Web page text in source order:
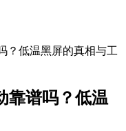
？低温黑屏的真相与工
靠谱吗？低温